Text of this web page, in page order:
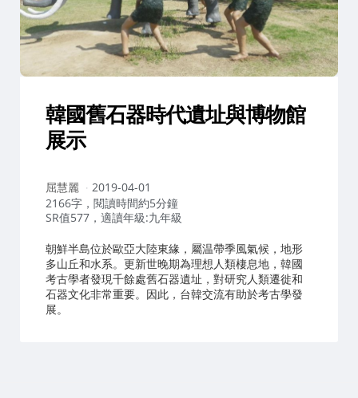
韓國舊石器時代遺址與博物館
展示
作
者：
屈慧麗
2019-04-01
2166字，閱讀時間約5分鐘
SR值577，適讀年級:九年級
朝鮮半島位於歐亞大陸東緣，屬温帶季風氣候，地形
多山丘和水系。更新世晚期為理想人類棲息地，韓國
考古學者發現千餘處舊石器遺址，對研究人類遷徙和
石器文化非常重要。因此，台韓交流有助於考古學發
展。